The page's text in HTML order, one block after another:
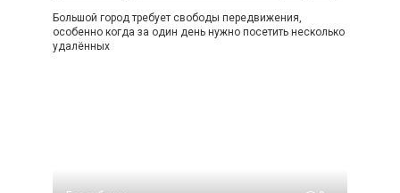
Большой город требует свободы передвижения,
особенно когда за один день нужно посетить несколько
удалённых